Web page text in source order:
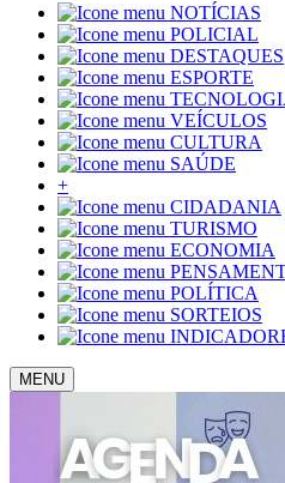
NOTÍCIAS
POLICIAL
DESTAQUES
ESPORTE
VEÍCULOS
CULTURA
SAÚDE
+
CIDADANIA
TURISMO
ECONOMIA
POLÍTICA
SORTEIOS
MENU